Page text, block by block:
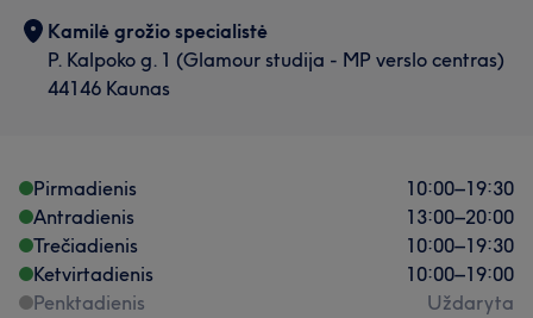
Kamilė grožio specialistė
P. Kalpoko g. 1 (Glamour studija - MP verslo centras)
44146 Kaunas
Pirmadienis 10:00–19:30
Antradienis
13:00–20:00
Trečiadienis
10:00–19:30
Ketvirtadienis
10:00–19:00
Penktadienis
Uždaryta